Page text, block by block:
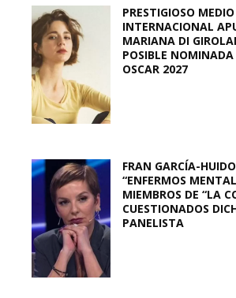
PRESTIGIOSO MEDIO
INTERNACIONAL
MARIANA DI
POSIBLE
OSCAR 2027
FRAN GARCÍA-
“ENFERMOS
MIEMBROS DE “LA
CUESTIONADOS
PANELISTA